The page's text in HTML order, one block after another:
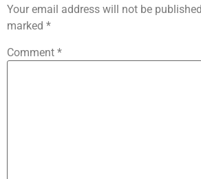
Your email address will not be
marked *
Comment *